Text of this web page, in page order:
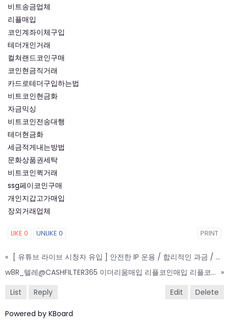
비트송금업체
리플매입
코인계좌이체구입
테더개인거래
컬쳐랜드코인구매
코인현금직거래
카드로테더구입하는법
비트코인현금화
자금믹싱
비트코인전송대행
테더현금화
세금적게내는방법
문화상품권세탁
비트코인퀵거래
ssg페이코인구매
개인지갑고가매입
장외거래업체
LIKE 0 UNLIKE 0 PRINT
«
[ 유튜브 라이브 시청자 유입 ] 안전한 IP 운용 / 합리적인 과금 / 최적의 플랜
w8R_텔레@CASHFILTER365 이더리움매입 리플코인매입 리플코인판매 트론리플코인전송 트론리플코인판매 트론리플전송대행 트론리플전송업체_f5K »
List
Reply Edit Delete
Powered by KBoard